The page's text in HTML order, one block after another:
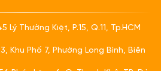
Thường Kiệt, P.15, Q.11, Tp.HCM
Khu Phố 7, Phường Long Bình, Biên